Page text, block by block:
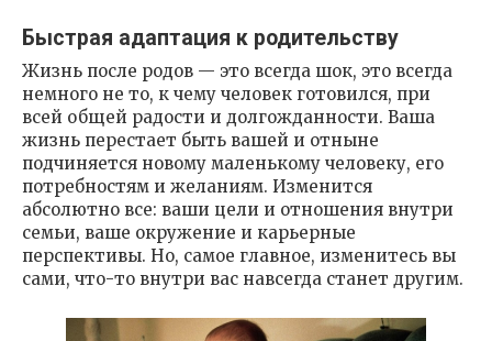
Быстрая адаптация к родительству
Жизнь после родов — это всегда шок, это всегда
немного не то, к чему человек готовился, при
всей общей радости и долгожданности. Ваша
жизнь перестает быть вашей и отныне
подчиняется новому маленькому человеку, его
потребностям и желаниям. Изменится
абсолютно все: ваши цели и отношения внутри
семьи, ваше окружение и карьерные
перспективы. Но, самое главное, изменитесь вы
сами, что-то внутри вас навсегда станет другим.